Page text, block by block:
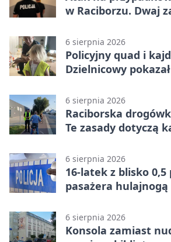
w Raciborzu. Dwaj
6 sierpnia 2026
Policyjny quad i
Dzielnicowy
6 sierpnia 2026
Raciborska
Te zasady dotyczą
6 sierpnia 2026
16-latek z blisko 0,5
pasażera hulajnogą
6 sierpnia 2026
Konsola zamiast